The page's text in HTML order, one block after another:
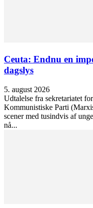
Ceuta: Endnu en
dagslys
5. august 2026
Udtalelse fra sekretariatet
Kommunistiske Parti
scener med tusindvis af
nå...